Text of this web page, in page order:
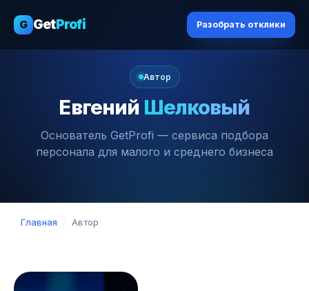
G GetProfi Разобрать отклики
Автор
Евгений Шелковый
Основатель GetProfi — сервиса подбора
персонала для малого и среднего бизнеса
Главная / Автор